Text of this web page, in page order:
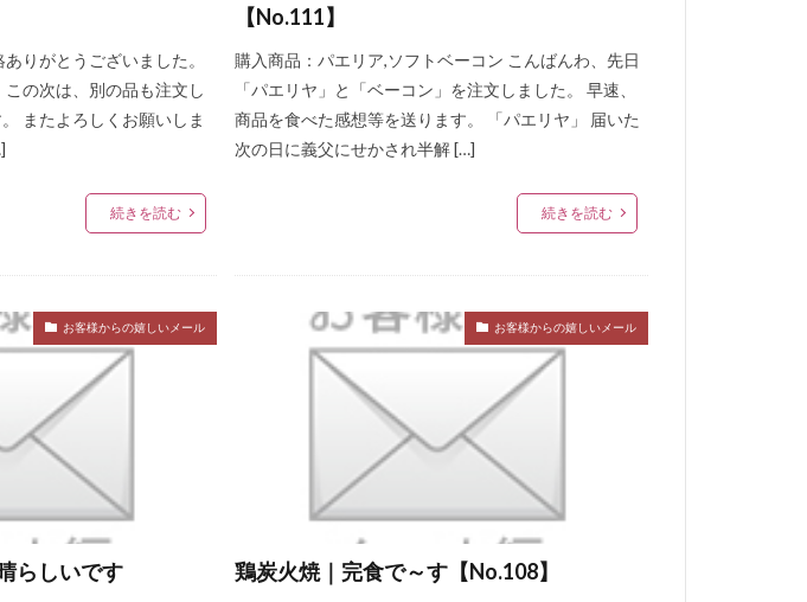
りがとうございました。
の次は、別の品も注文し
またよろしくお願いしま
続きを読む
【No.111】
購入商品：パエリア,ソフトベーコン こんばんわ、先日
「パエリヤ」と「ベーコン」を注文しました。 早速、
商品を食べた感想等を送ります。 「パエリヤ」 届いた
次の日に義父にせかされ半解 […]
続きを読む
お客様からの嬉しいメール
らしいです
お客様からの嬉しいメール
鶏炭火焼｜完食で～す【No.108】